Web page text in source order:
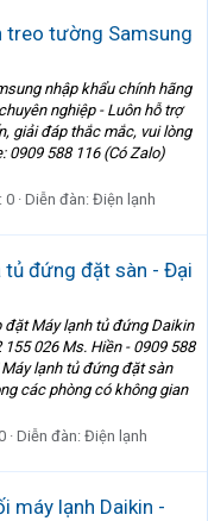
treo tường Samsung
nhập khẩu chính hãng
nghiệp - Luôn hỗ trợ
giải đáp thắc mắc, vui lòng
0909 588 116 (Có Zalo)
0 Diễn đàn: Điện lạnh
tủ đứng đặt sàn - Đại
đặt Máy lạnh tủ đứng Daikin
026 Ms. Hiền - 0909 588
lạnh tủ đứng đặt sàn
các phòng có không gian
Diễn đàn: Điện lạnh
máy lạnh Daikin -